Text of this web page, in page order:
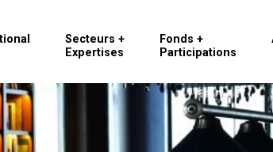
Secteurs +
Expertises
Fonds +
Participations